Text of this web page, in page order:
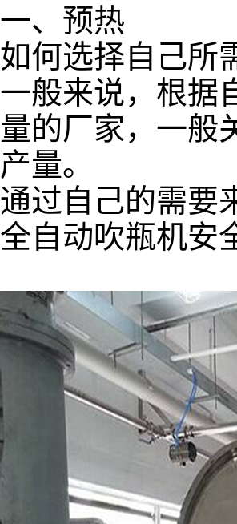
一、预热
如何选择自己所
一般来说，根据
量的厂家，一般
产量。
通过自己的需要
全自动吹瓶机安